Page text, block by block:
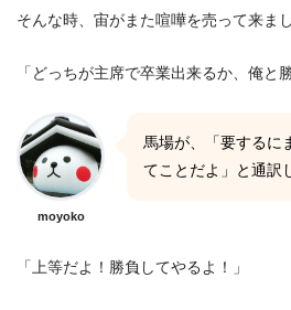
そんな時、宙がまた喧嘩を売って来まし
「どっちが主席で卒業出来るか、俺と
moyoko
馬場が、「要するに
てことだよ」と通訳
「上等だよ！勝負してやるよ！」